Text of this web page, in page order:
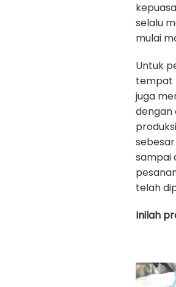
selalu
mulai
Untuk
tempat
juga
dengan
sampai
telah
Inilah